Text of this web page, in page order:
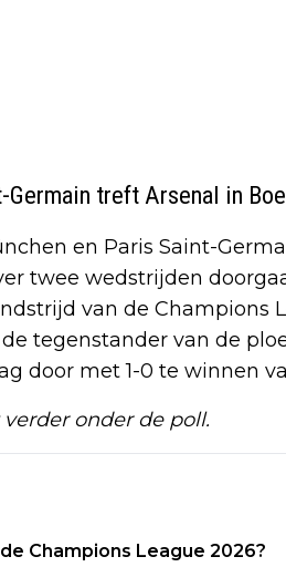
Germain treft Arsenal in
en Paris Saint-
twee wedstrijden
van de Champions
de tegenstander van de
door met 1-0 te winnen
verder onder de poll.
Champions League 2026?